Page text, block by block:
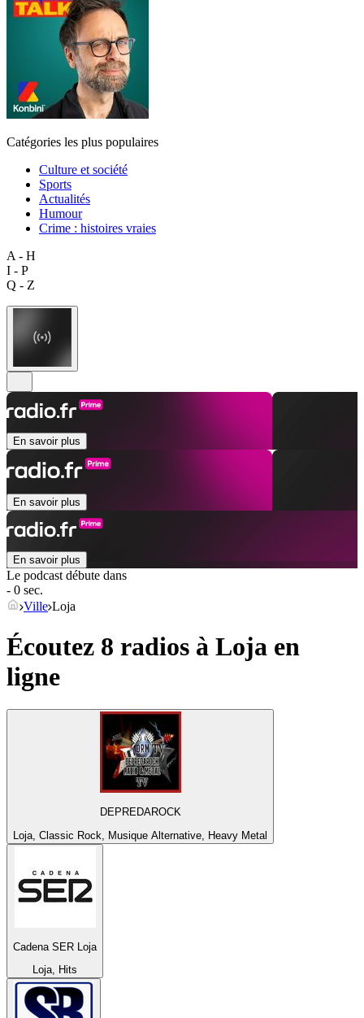
Catégories les plus populaires
Culture et société
Sports
Actualités
Humour
Crime : histoires vraies
A - H
I - P
Q - Z
En savoir plus
En savoir plus
En savoir plus
Le podcast débute dans
- 0 sec.
Ville Loja
Écoutez 8 radios à Loja en
ligne
DEPREDAROCK
Loja, Classic Rock, Musique Alternative, Heavy Metal
Cadena SER Loja
Loja, Hits